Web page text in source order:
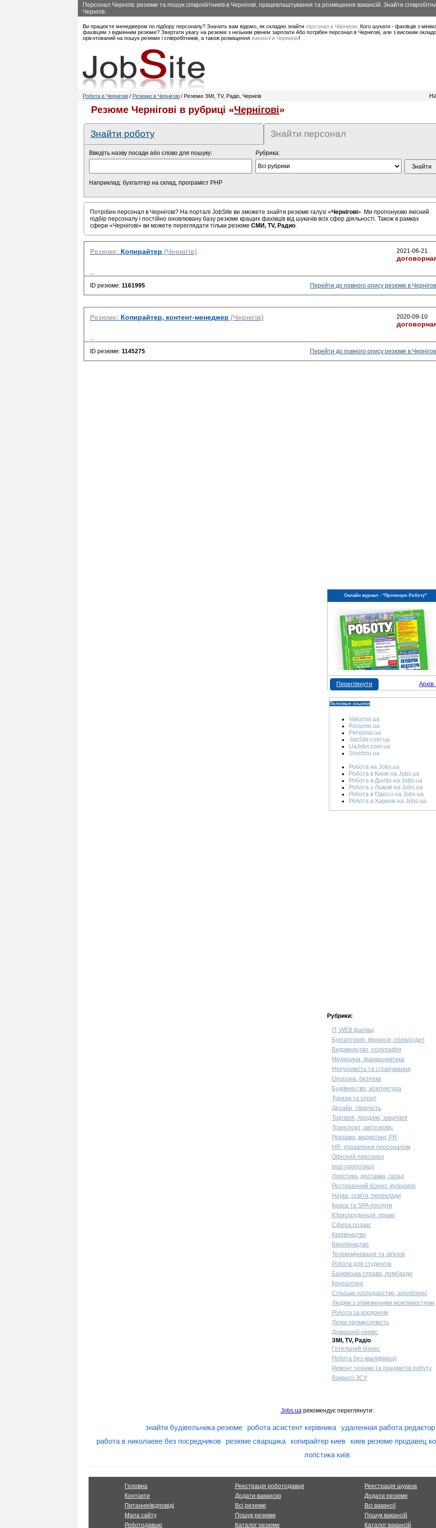
Персонал Чернігів: резюме та пошук співробітників в Чернігові, працевлаштування та розміщення вакансій. Знайти
Чернігів.
Ви працюєте менеджером по підбору персоналу? Значить вам відомо, як складно знайти персонал в Чернігові. Кого шукати - фахівців з
фахівцям з відмінним резюме? Звертати увагу на резюме з низьким рівнем зарплати Або потрібен персонал в Чернігові, але з високим
орієнтований на пошук резюме і співробітників, а також розміщення вакансії в Чернігові!
Робота в Чернігові / Резюме в Чернігові / Резюме ЗМІ, TV, Радіо, Чернігів
Резюме Чернігові в рубриці «Чернігові»
Знайти роботу Знайти персонал
Введіть назву посади або слово для пошуку:
Наприклад: бухгалтер на склад, програміст PHP
Рубрика:
Потрібен персонал в Чернігові? На порталі JobSite ви зможете знайти резюме галузі «Чернігові». Ми пропонуємо якісний
підбір персоналу і постійно оновлювану базу резюме кращих фахівців від шукачів всіх сфер діяльності. Також в рамках
сфери «Чернігові» ви можете переглядати тільки резюме СМИ, TV, Радио.
Резюме: Копирайтер (Чернігів) 2021-06-21
...
ID резюме: 1161995 Перейти до повного опису резюме в
Резюме: Копирайтер, контент-менеджер (Чернігів) 2020-09-10
...
ID резюме: 1145275 Перейти до повного опису резюме в
Онлайн журнал - "Пропоную Роботу"
Переглянути
Полезные ссылки
Vakansii.ua
Resume.ua
Personal.ua
JobSite.com.ua
UaJobs.com.ua
Srochno.ua
Робота на Jobs.ua
Робота в Києві на Jobs.ua
Робота в Дніпрі на Jobs.ua
Робота у Львові на Jobs.ua
Робота в Одессі на Jobs.ua
Робота в Харкові на Jobs.ua
Рубрики:
IT, WEB фахівці
Бухгалтерія, фінанси, облік/аудит
Видавництво, поліграфія
Медицина, фармацевтика
Нерухомість та страхування
Охорона, безпека
Будівництво, архітектура
Туризм та спорт
Дизайн, творчість
Торгівля, продажі, закупівлі
Транспорт, автосервіс
Реклама, маркетинг, PR
HR, управління персоналом
Офісний персонал
Інші пропозиції
Логістика, доставка, склад
Ресторанний бізнес, кулінарія
Наука, освіта, переклади
Краса та SPA-послуги
Юриспруденція, право
Сфера розваг
Керівництво
Виробництво
Телекомунікація та зв'язок
Робота для студентів
Банківська справа, ломбарди
Консалтинг
Сільське господарство, агробізнес
Людям з обмеженими можливостями
Робота за кордоном
Легка промисловість
Домашній сервіс
ЗМІ, TV, Радіо
Готельний бізнес
Робота без кваліфікації
Ремонт техніки та предметів побуту
Вакансії ЗСУ
Jobs.uaрекомендує переглянути:
знайти будівельника резюме робота асистент керівника
удаленная работа редактор
работа в николаеве без посредников
резюме сварщика копирайтер киев
киев резюме продавец
логістика київ
Головна
Контакти
Питання/відповіді
Мапа сайту
Роботодавцю
Реестрація роботодавця
Додати вакансію
Всі резюме
Пошук резюме
Каталог резюме
Реестрація шукача
Додати резюме
Всі вакансії
Пошук вакансій
Каталог вакансій